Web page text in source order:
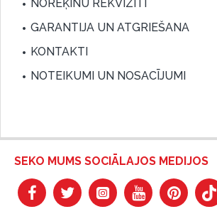
NORĒĶINU REKVIZĪTI
GARANTIJA UN ATGRIEŠANA
KONTAKTI
NOTEIKUMI UN NOSACĪJUMI
SEKO MUMS SOCIĀLAJOS MEDIJOS